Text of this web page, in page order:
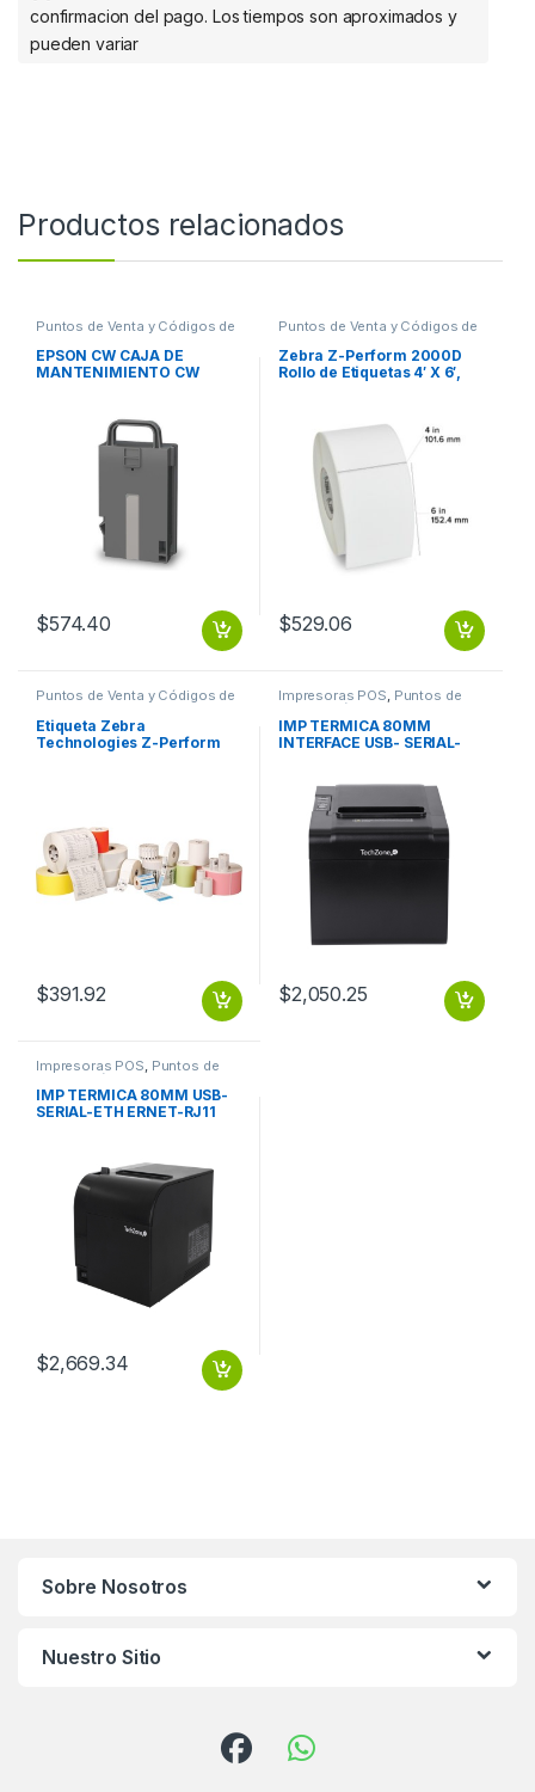
confirmacion del pago. Los tiempos son aproximados y
pueden variar
Productos relacionados
Puntos de Venta y Códigos de
Suministros POS Retail y
Auto ID
EPSON CW CAJA DE
MANTENIMIENTO CW
$574.40
Puntos de Venta y Códigos de
Suministros POS Retail y
Auto ID
Zebra Z-Perform 2000D
Rollo de Etiquetas 4′ X 6′,
$529.06
Puntos de Venta y Códigos de
Auto ID
Etiqueta Zebra
Technologies Z-Perform
$391.92
Impresoras POS, Puntos de
Venta y Códigos de Barra
IMP TERMICA 80MM
INTERFACE USB- SERIAL-
$2,050.25
Impresoras POS Puntos de
Venta y Códigos de Barra
IMP TERMICA 80MM USB-
SERIAL-ETH ERNET-RJ11
$2,669.34
Sobre Nosotros
Nuestro Sitio